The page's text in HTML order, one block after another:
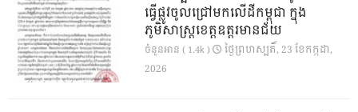
ធ្វើផ្លូវចូលជ្រៅមកលើដីកម្ពុជា ក្នុង
ភូមិសាស្ត្រខេត្តឧត្តរមានជ័យ
ចំនួនអាន ( 1.4k )
ថ្ងៃ​ព្រហស្បតិ៍, 23 ខែ​កក្កដា,
2026